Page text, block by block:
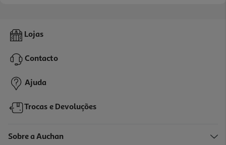
Lojas
Contacto
Ajuda
Trocas e Devoluções
Sobre a Auchan